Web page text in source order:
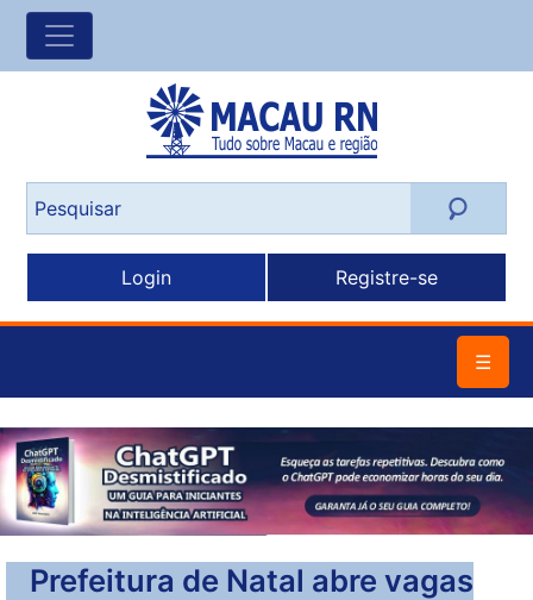
Login Registre-se
☰
Prefeitura de Natal abre vagas